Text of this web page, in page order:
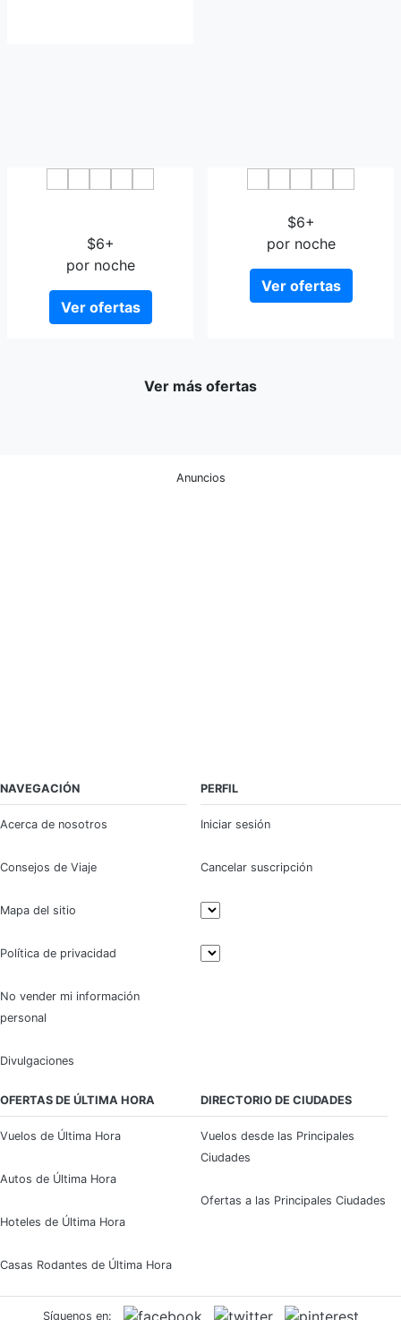
$6+
por noche
Ver ofertas
$6+
por noche
Ver ofertas
Ver más ofertas
Anuncios
NAVEGACIÓN
Acerca de nosotros
Consejos de Viaje
Mapa del sitio
Política de privacidad
No vender mi información
personal
Divulgaciones
PERFIL
Iniciar sesión
Cancelar suscripción
OFERTAS DE ÚLTIMA HORA
Vuelos de Última Hora
Autos de Última Hora
Hoteles de Última Hora
Casas Rodantes de Última Hora
DIRECTORIO DE CIUDADES
Vuelos desde las Principales
Ciudades
Ofertas a las Principales Ciudades
Síguenos en: